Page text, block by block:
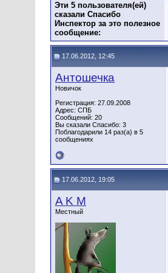
Эти 5 пользователя(ей)
сказали Спасибо
Инспектор за это полезное
сообщение:
17.06.2012, 12:45
Антошечка
Новичок
Регистрация: 27.09.2008
Адрес: СПБ
Сообщений: 20
Вы сказали Спасибо: 3
Поблагодарили 14 раз(а) в 5
сообщениях
17.06.2012, 19:05
A K M
Местный